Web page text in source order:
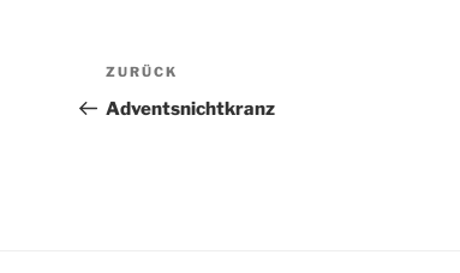
Beitragsnavigation
Vorheriger
Beitrag
ZURÜCK
Adventsnichtkranz